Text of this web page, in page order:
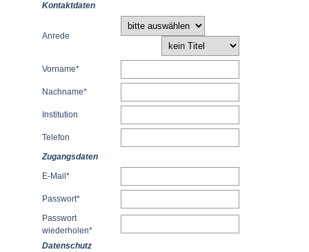
Kontaktdaten
Anrede
Vorname*
Nachname*
Institution
Telefon
Zugangsdaten
E-Mail*
Passwort*
Passwort
wiederholen*
Datenschutz